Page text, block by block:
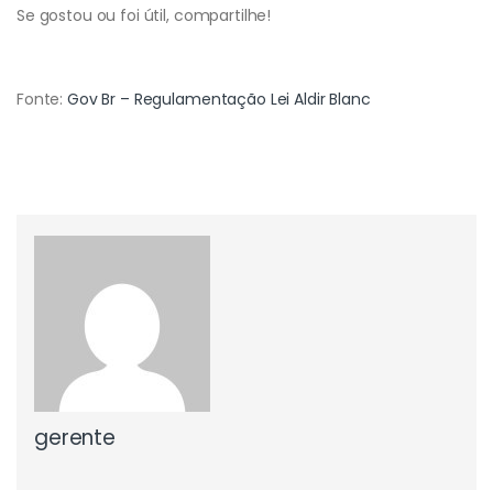
Se gostou ou foi útil, compartilhe!
Fonte:Gov Br – Regulamentação Lei Aldir Blanc
gerente